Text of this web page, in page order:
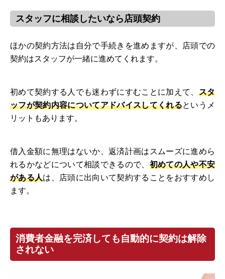
スタッフに相談したいなら店頭契約
ほかの契約方法は自分で手続きを進めますが、店頭での
契約はスタッフが一緒に進めてくれます。
初めて契約する人でも迷わずにすむことに加えて、 スタ
ッフが契約内容についてアドバイスしてくれるというメ
リットもあります。
借入金額に無理はないか、返済計画はスムーズに進めら
れるかなどについて相談できるので、 初めての人や不安
がある人は、店頭に出向いて契約することをおすすめし
ます。
消費者金融を完済しても自動的に契約は解除
されない